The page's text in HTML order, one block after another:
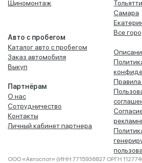
Шиномонтаж
Авто с пробегом
Каталог авто с пробегом
Заказ автомобиля
Выкуп
Партнёрам
О нас
Сотрудничество
Контакты
Личный кабинет партнера
Тольятти
Самара
Все
ООО «Автоспот» (ИНН 7715936827 ОРГН